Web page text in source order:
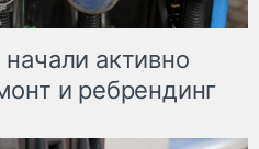
активно
и ребрендинг